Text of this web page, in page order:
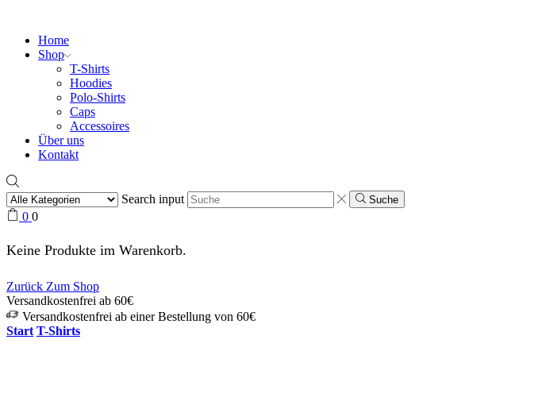
Home
Shop
T-Shirts
Hoodies
Polo-Shirts
Caps
Accessoires
Über uns
Kontakt
Search input Suche
0 0
Keine Produkte im Warenkorb.
Zurück Zum Shop
Versandkostenfrei ab 60€
Versandkostenfrei ab einer Bestellung von 60€
Start T-Shirts